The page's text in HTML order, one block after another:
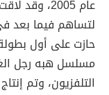
عام 2005،
لتساهم فيما بعد
مسلسل هبه رجل
التلفزيون، وتم